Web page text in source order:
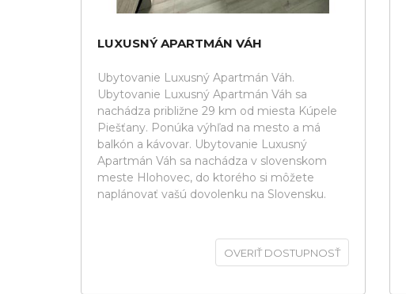
LUXUSNÝ APARTMÁN VÁH
Ubytovanie Luxusný Apartmán Váh.
Ubytovanie Luxusný Apartmán Váh sa
nachádza približne 29 km od miesta Kúpele
Piešťany. Ponúka výhľad na mesto a má
balkón a kávovar. Ubytovanie Luxusný
Apartmán Váh sa nachádza v slovenskom
meste Hlohovec, do ktorého si môžete
naplánovať vašú dovolenku na Slovensku.
OVERIŤ DOSTUPNOSŤ